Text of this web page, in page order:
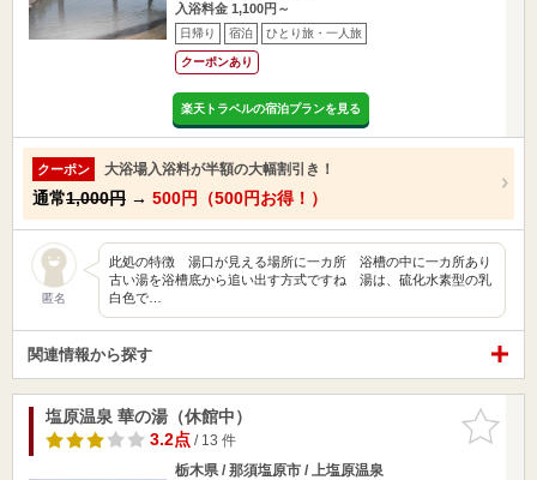
入浴料金 1,100円～
日帰り 宿泊 ひとり旅・一人旅
クーポンあり
楽天トラベルの宿泊プランを見る
クーポン 大浴場入浴料が半額の大幅割引き！
通常1,000円 → 500円（500円お得！）
匿名
此処の特徴 湯口が見える場所に一カ所 浴槽の中に一カ所あり
古い湯を浴槽底から追い出す方式ですね 湯は、硫化水素型の乳
白色で…
関連情報から探す
お気に入
りに追加
塩原温泉 華の湯（休館中）
3.2点/ 13 件
栃木県 / 那須塩原市 / 上塩原温泉